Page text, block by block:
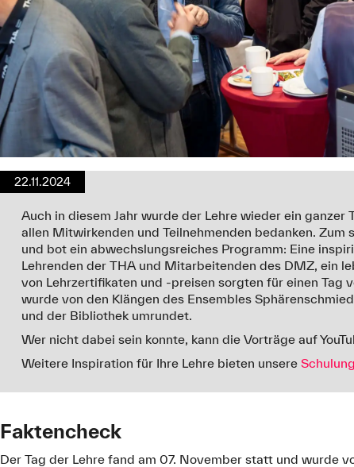
22.11.2024
Auch in diesem Jahr wurde der Lehre wieder ein
allen Mitwirkenden und Teilnehmenden bedanken. Zum
und bot ein abwechslungsreiches Programm: Eine
Lehrenden der THA und Mitarbeitenden des DMZ, ein
von Lehrzertifikaten und -preisen sorgten für einen Tag
wurde von den Klängen des Ensembles
und der Bibliothek umrundet.
Wer nicht dabei sein konnte, kann die Vorträge auf
Weitere Inspiration für Ihre Lehre bieten unsere
Faktencheck
Der Tag der Lehre fand am 07. November statt und wurde